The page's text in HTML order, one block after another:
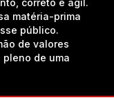
correto e ágil.
matéria-prima
público.
de valores
de uma